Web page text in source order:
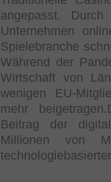
angepasst.
Unternehmen
Spielebranche
Während der
Wirtschaft von
wenigen EU-
mehr
Beitrag der
Millionen von